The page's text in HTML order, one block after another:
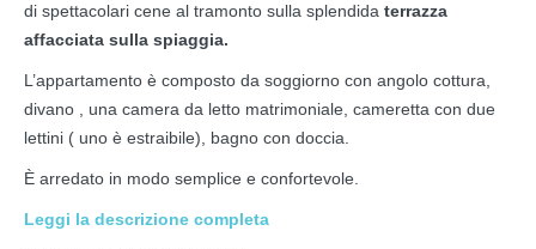
di spettacolari cene al tramonto sulla splendida terrazza
affacciata sulla spiaggia.
L’appartamento è composto da soggiorno con angolo cottura,
divano , una camera da letto matrimoniale, cameretta con due
lettini ( uno è estraibile), bagno con doccia.
È arredato in modo semplice e confortevole.
Leggi la descrizione completa